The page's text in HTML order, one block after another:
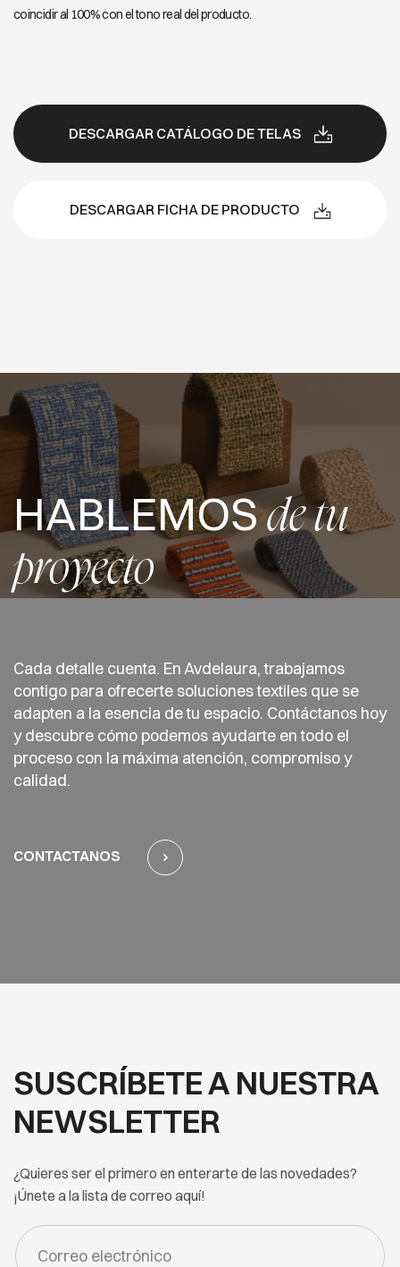
coincidir al 100% con el tono real del producto.
DESCARGAR CATÁLOGO DE TELAS
DESCARGAR FICHA DE PRODUCTO
HABLEMOSde tu
proyecto
Cada detalle cuenta. En Avdelaura, trabajamos
contigo para ofrecerte soluciones textiles que se
adapten a la esencia de tu espacio. Contáctanos hoy
y descubre cómo podemos ayudarte en todo el
proceso con la máxima atención, compromiso y
calidad.
CONTACTANOS
SUSCRÍBETE A NUESTRA
NEWSLETTER
¿Quieres ser el primero en enterarte de las novedades?
¡Únete a la lista de correo aquí!
FORM